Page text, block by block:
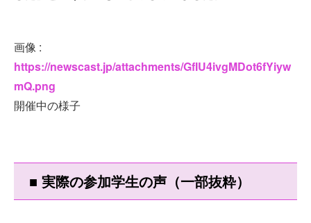
画像 :
https://newscast.jp/attachments/GfIU4ivgMDot6fYiyw
mQ.png
開催中の様子
■ 実際の参加学生の声（一部抜粋）